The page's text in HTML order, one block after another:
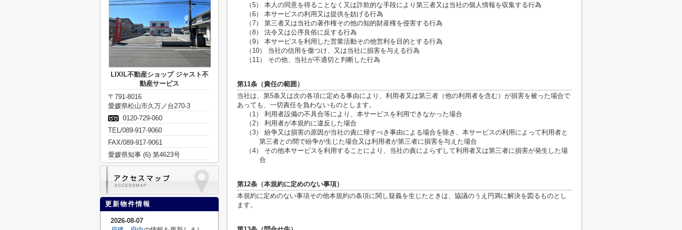
（5） 本人の同意を得ることなく又は詐欺的な手段により第三者又は当社の個人情報を収集する行為
（6） 本サービスの利用又は提供を妨げる行為
（7） 第三者又は当社の著作権その他の知的財産権を侵害する行為
（8） 法令又は公序良俗に反する行為
（9） 本サービスを利用した営業活動その他営利を目的とする行為
（10） 当社の信用を傷つけ、又は当社に損害を与える行為
（11） その他、当社が不適切と判断した行為
第11条（責任の範囲）
当社は、第5条又は次の各項に定める事由により、利用者又は第三者（他の利用者を含む）が損害を被った場合で
あっても、一切責任を負わないものとします。
（1） 利用者設備の不具合等により、本サービスを利用できなかった場合
（2） 利用者が本規約に違反した場合
（3） 紛争又は損害の原因が当社の責に帰すべき事由による場合を除き、本サービスの利用によって利用者と
第三者との間で紛争が生じた場合又は利用者が第三者に損害を与えた場合
（4） その他本サービスを利用することにより、当社の責によらずして利用者又は第三者に損害が発生した場
合
第12条（本規約に定めのない事項）
本規約に定めのない事項その他本規約の条項に関し疑義を生じたときは、協議のうえ円満に解決を図るものとし
ます。
LIXIL不動産ショップ ジャスト不
動産サービス
〒791-8016
愛媛県松山市久万ノ台270-3
0120-729-060
TEL/089-917-9060
FAX/089-917-9061
愛媛県知事 (6) 第4623号
更新物件情報
2026-08-07